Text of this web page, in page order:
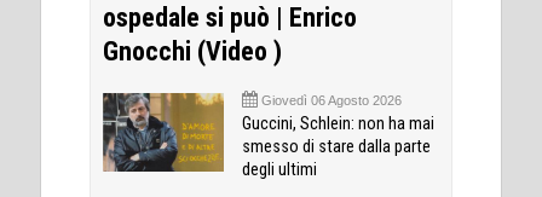
ospedale si può | Enrico
Gnocchi (Video )
Giovedì 06 Agosto 2026
Guccini, Schlein: non ha mai
smesso di stare dalla parte
degli ultimi